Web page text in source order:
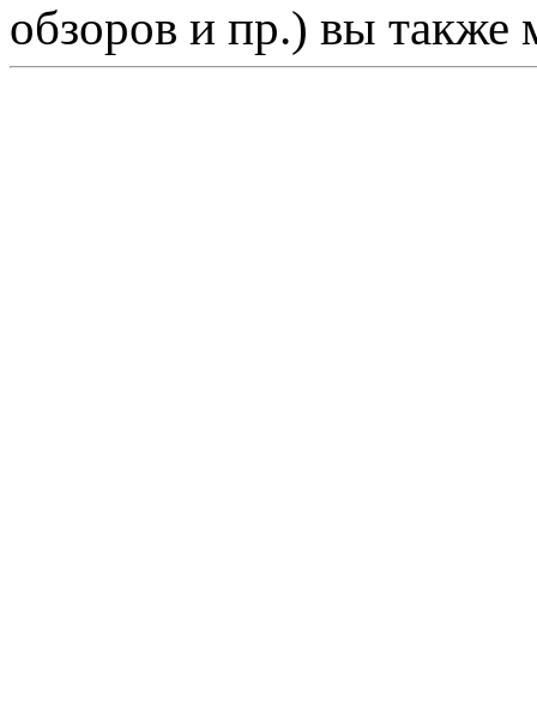
обзоров и пр.) вы также